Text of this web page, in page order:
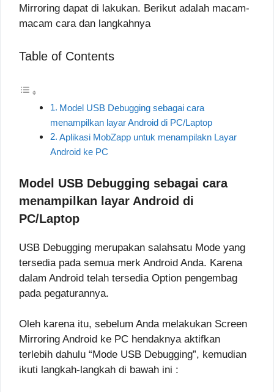
Mirroring dapat di lakukan. Berikut adalah macam-
macam cara dan langkahnya
Table of Contents
Model USB Debugging sebagai cara
menampilkan layar Android di PC/Laptop
Aplikasi MobZapp untuk menampilakn Layar
Android ke PC
Model USB Debugging sebagai cara
menampilkan layar Android di
PC/Laptop
USB Debugging merupakan salahsatu Mode yang
tersedia pada semua merk Android Anda. Karena
dalam Android telah tersedia Option pengembag
pada pegaturannya.
Oleh karena itu, sebelum Anda melakukan Screen
Mirroring Android ke PC hendaknya aktifkan
terlebih dahulu “Mode USB Debugging”, kemudian
ikuti langkah-langkah di bawah ini :